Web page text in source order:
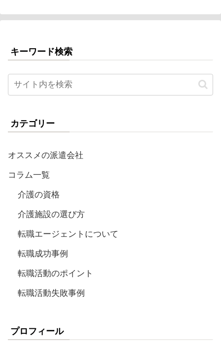
キーワード検索
カテゴリー
オススメの派遣会社
コラム一覧
介護の資格
介護施設の選び方
転職エージェントについて
転職成功事例
転職活動のポイント
転職活動失敗事例
プロフィール